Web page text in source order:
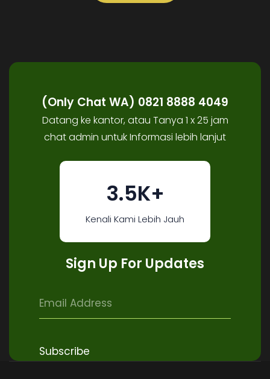
(Only Chat WA) 0821 8888 4049
Datang ke kantor, atau Tanya 1 x 25 jam
chat admin untuk Informasi lebih lanjut
3.5K+
Kenali Kami Lebih Jauh
Sign Up For Updates